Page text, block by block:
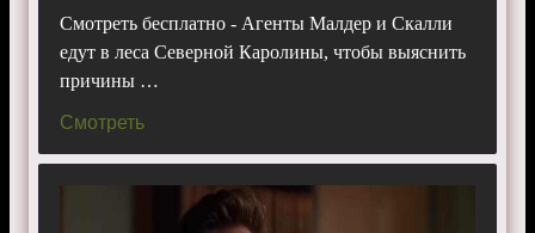
Смотреть бесплатно - Агенты Малдер и Скалли
едут в леса Северной Каролины, чтобы выяснить
причины …
Смотреть